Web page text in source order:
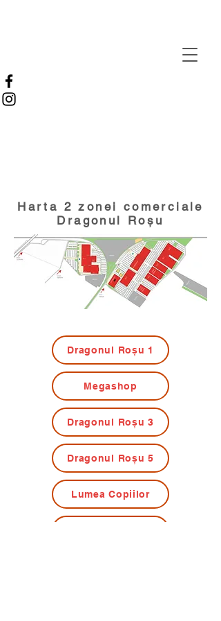
Harta 2 zonei comerciale
Dragonul Roşu
Dragonul Roșu 1
Megashop
Dragonul Roșu 3
Dragonul Roșu 5
Lumea Copiilor